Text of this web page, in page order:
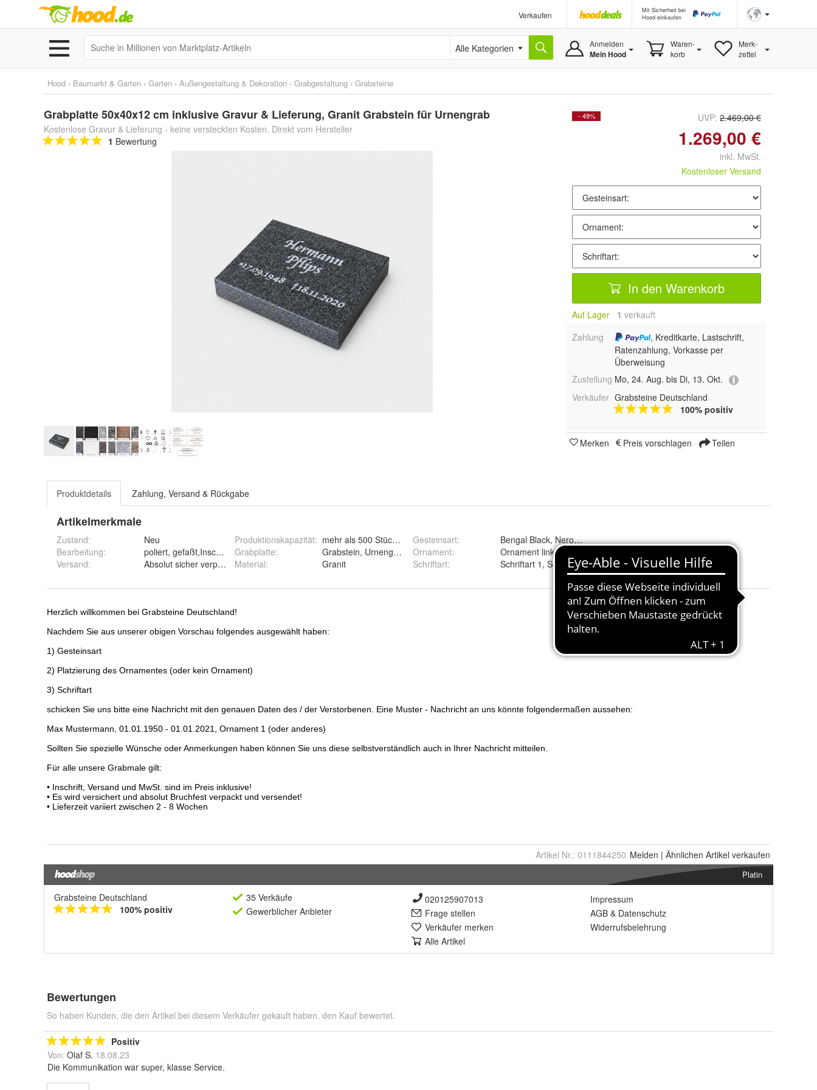
Verkaufen
Mit Sicherheit bei
Hood einkaufen
Alle Kategorien Anmelden
Mein Hood
Waren-
korb
Merk-
zettel
Hood › Baumarkt & Garten › Garten › Außengestaltung & Dekoration › Grabgestaltung › Grabsteine
Grabplatte 50x40x12 cm inklusive Gravur & Lieferung, Granit Grabstein für Urnengrab
Kostenlose Gravur & Lieferung - keine versteckten Kosten. Direkt vom Hersteller
1 Bewertung
- 49% UVP: 2.469,00 €
1.269,00 €
inkl. MwSt.
Kostenloser Versand
In den Warenkorb
Auf Lager 1 verkauft
Zahlung
, Kreditkarte, Lastschrift,
Ratenzahlung, Vorkasse per
Überweisung
Zustellung Mo, 24. Aug. bis Di, 13. Okt.
Verkäufer Grabsteine Deutschland
100% positiv
Merken Preis vorschlagen Teilen
Produktdetails Zahlung, Versand & Rückgabe
Artikelmerkmale
Zustand:
Neu
Bearbeitung:
poliert, gefaßt,Inschrift vertieft graviert
Versand: Absolut sicher verpackt, versicherter Versand
Produktionskapazität: mehr als 500 Stück monatlich
Grabplatte:
Grabstein, Urnengrabplatte,Grabplatte,Liegestein
Material: Granit
Gesteinsart:
Bengal Black, Nero Impala, Viscont White, Marmor White, Vizag Blue, Marina
Ornament:
Schriftart: Schriftart 1, Schriftart 2, Schriftart 3, Schriftart 4 und Schriftart 5
Artikel Nr.: 0111844250 Melden | Ähnlichen Artikel verkaufen
Platin
Grabsteine Deutschland
100% positiv
35 Verkäufe
Gewerblicher Anbieter
020125907013
Frage stellen
Verkäufer merken
Alle Artikel
Impressum
AGB & Datenschutz
Widerrufsbelehrung
Bewertungen
So haben Kunden, die den Artikel bei diesem Verkäufer gekauft haben, den Kauf bewertet.
Positiv
Von: Olaf S. 18.08.23
Die Kommunikation war super, klasse Service.